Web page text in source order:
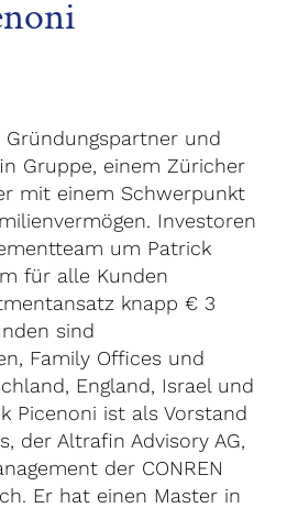
und
Gruppe, einem Züricher
mit einem Schwerpunkt
Investoren
um Patrick
für alle Kunden
knapp € 3
sind
Family Offices und
England, Israel und
Picenoni ist als Vorstand
der Altrafin Advisory AG,
der CONREN
Er hat einen Master in